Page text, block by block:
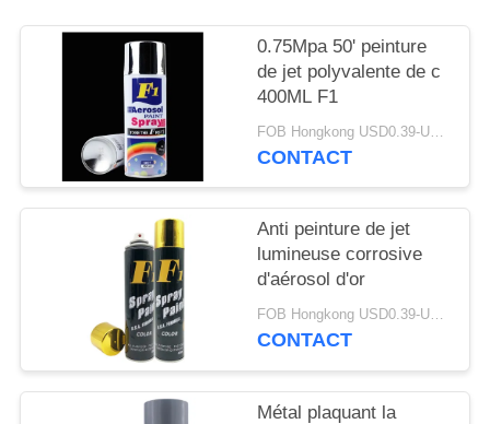
SITE
PRIVACY
POLICY
0.75Mpa 50' peinture
de jet polyvalente de c
400ML F1
FOB Hongkong USD0.39-USD0.59 per piece MOQ:12000pcs/500ctns
CONTACT
Anti peinture de jet
lumineuse corrosive
d'aérosol d'or
FOB Hongkong USD0.39-USD0.59 per piece MOQ:12000pcs/500ctns
CONTACT
Métal plaquant la